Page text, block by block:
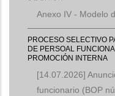
Anexo IV - Modelo
PROCESO SELECTIVO
DE PERSOAL
PROMOCIÓN INTERNA
[14.07.2026]
funcionario (BOP